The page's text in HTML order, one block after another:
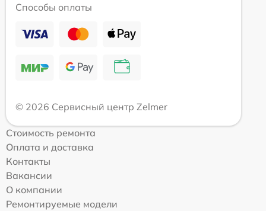
Способы оплаты
© 2026 Сервисный центр Zelmer
Стоимость ремонта
Оплата и доставка
Контакты
Вакансии
О компании
Ремонтируемые модели